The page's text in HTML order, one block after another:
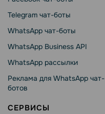
Telegram чат-боты
WhatsApp чат-боты
WhatsApp Business API
WhatsApp рассылки
Реклама для WhatsApp чат-
ботов
СЕРВИСЫ